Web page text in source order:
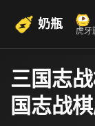
奶瓶 虎牙
三国志
国志战